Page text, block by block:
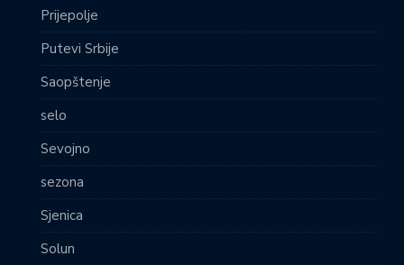
Prijepolje
Putevi Srbije
Saopštenje
selo
Sevojno
sezona
Sjenica
Solun